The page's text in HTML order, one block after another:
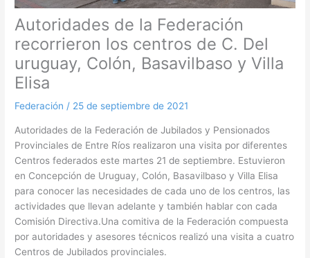
Autoridades de la Federación
recorrieron los centros de C. Del
uruguay, Colón, Basavilbaso y Villa
Elisa
Federación / 25 de septiembre de 2021
Autoridades de la Federación de Jubilados y Pensionados
Provinciales de Entre Ríos realizaron una visita por diferentes
Centros federados este martes 21 de septiembre. Estuvieron
en Concepción de Uruguay, Colón, Basavilbaso y Villa Elisa
para conocer las necesidades de cada uno de los centros, las
actividades que llevan adelante y también hablar con cada
Comisión Directiva.Una comitiva de la Federación compuesta
por autoridades y asesores técnicos realizó una visita a cuatro
Centros de Jubilados provinciales.